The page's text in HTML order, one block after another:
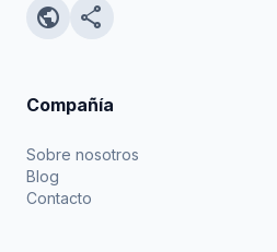
public share
Compañía
Sobre nosotros
Blog
Contacto